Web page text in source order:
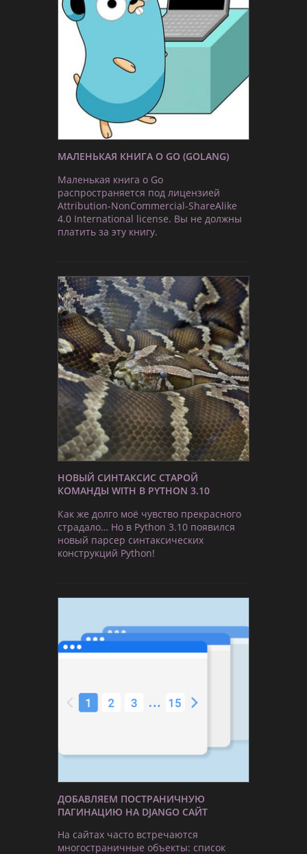
МАЛЕНЬКАЯ КНИГА О GO (GOLANG)
Маленькая книга о Go
распространяется под лицензией
Attribution-NonCommercial-ShareAlike
4.0 International license. Вы не должны
платить за эту книгу.
НОВЫЙ СИНТАКСИС СТАРОЙ
КОМАНДЫ WITH В PYTHON 3.10
Как же долго моё чувство прекрасного
страдало… Но в Python 3.10 появился
новый парсер синтаксических
конструкций Python!
ДОБАВЛЯЕМ ПОСТРАНИЧНУЮ
ПАГИНАЦИЮ НА DJANGO САЙТ
На сайтах часто встречаются
многостраничные объекты: список